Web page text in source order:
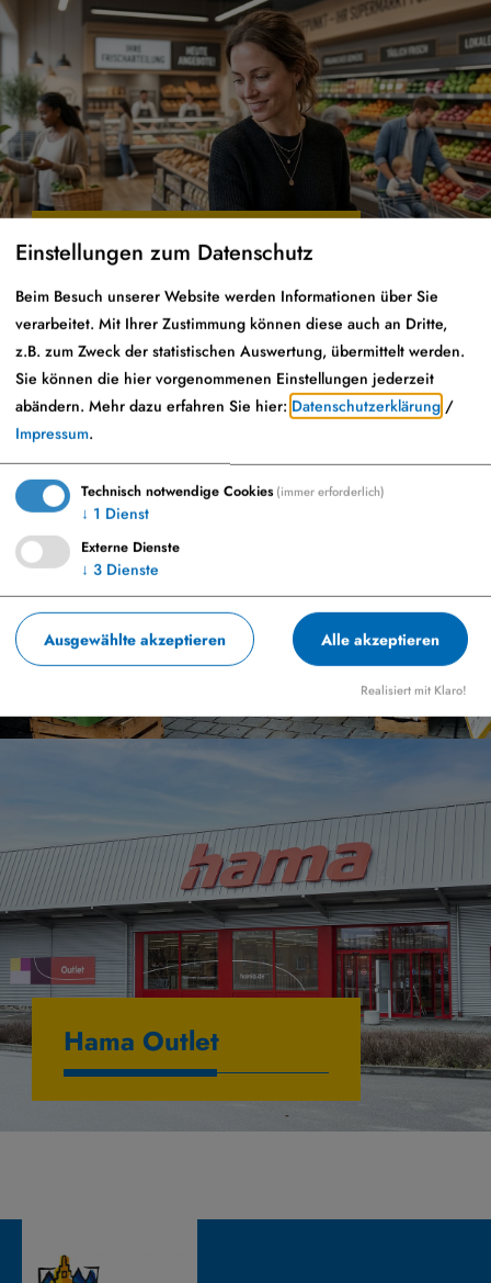
Einzelhandel
Wochenmarkt
Hama Outlet
Einstellungen zum Datenschutz
Beim Besuch unserer Website werden Informationen über Sie
verarbeitet. Mit Ihrer Zustimmung können diese auch an Dritte,
z.B. zum Zweck der statistischen Auswertung, übermittelt werden.
Sie können die hier vorgenommenen Einstellungen jederzeit
abändern. Mehr dazu erfahren Sie hier: Datenschutzerklärung /
Impressum.
Technisch notwendige Cookies(immer erforderlich)
↓ 1 Dienst
Externe Dienste
↓ 3 Dienste
Ausgewählte akzeptieren Alle akzeptieren
Realisiert mit Klaro!